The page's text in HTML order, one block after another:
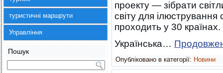
туристичні маршрути
Управління
Пошук
проекту — зібрати
світу для ілюстрування
проходить у 30 країнах.
Українська…
Опубліковано в категорії: Новини